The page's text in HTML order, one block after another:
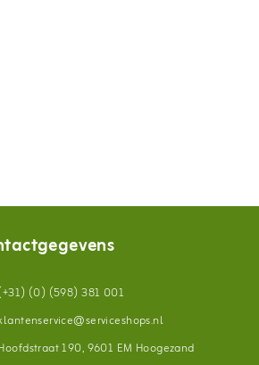
(0) (598) 381 001
190, 9601 EM Hoogezand